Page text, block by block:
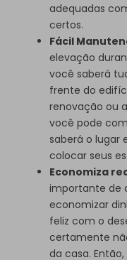
adequadas
certos.
Fácil
elevação
você saberá
frente do
renovação ou
você pode
saberá o lugar
colocar seus
Economiza
importante de
economizar
feliz com o
certamente
da casa.